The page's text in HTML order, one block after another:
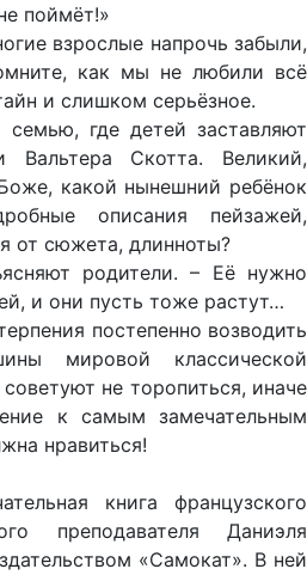
поймёт!»
взрослые напрочь забыли,
как мы не любили всё
и слишком серьёзное.
где детей заставляют
Вальтера Скотта. Великий,
какой нынешний ребёнок
описания пейзажей,
от сюжета, длинноты?
родители. – Её нужно
и они пусть тоже растут…
постепенно возводить
мировой классической
не торопиться, иначе
к самым замечательным
нравиться!
книга французского
преподавателя Даниэля
«Самокат». В ней